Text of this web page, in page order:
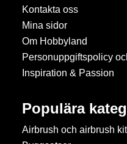
Kontakta oss
Mina sidor
Om Hobbyland
Personuppgiftspolicy
Inspiration & Passion
Populära
Airbrush och airbrush kit